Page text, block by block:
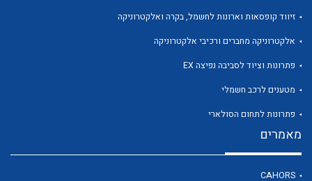
לכל מוצרי היצרן
זיווד קופסאות וארונות לחשמל, בקרה ואלקטרוניקה
אלקטרוניקה מחברים ורכיבי אלקטרוניקה
פתרונות וציוד לסביבה נפיצה EX
מטענים לרכב חשמלי
פתרונות לתחום הסולארי
מאמרים
CAHORS